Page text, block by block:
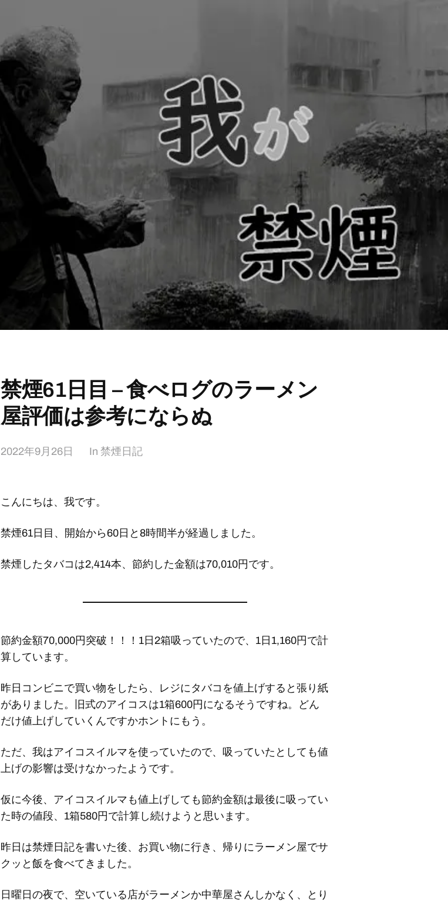
禁煙61日目 – 食べログのラーメン
屋評価は参考にならぬ
2022年9月26日 In 禁煙日記
こんにちは、我です。
禁煙61日目、開始から60日と8時間半が経過しました。
禁煙したタバコは2,414本、節約した金額は70,010円です。
節約金額70,000円突破！！！1日2箱吸っていたので、1日1,160円で計
算しています。
昨日コンビニで買い物をしたら、レジにタバコを値上げすると張り紙
がありました。旧式のアイコスは1箱600円になるそうですね。どん
だけ値上げしていくんですかホントにもう。
ただ、我はアイコスイルマを使っていたので、吸っていたとしても値
上げの影響は受けなかったようです。
仮に今後、アイコスイルマも値上げしても節約金額は最後に吸ってい
た時の値段、1箱580円で計算し続けようと思います。
昨日は禁煙日記を書いた後、お買い物に行き、帰りにラーメン屋でサ
クッと飯を食べてきました。
日曜日の夜で、空いている店がラーメンか中華屋さんしかなく、とり